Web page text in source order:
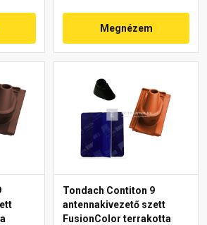
Megnézem
Tondach Contiton 9
antennakivezető szett
FusionColor terrakotta